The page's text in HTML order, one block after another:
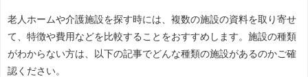
老人ホームや介護施設を探す時には、複数の施設の資料を取り寄せ
て、特徴や費用などを比較することをおすすめします。施設の種類
がわからない方は、以下の記事でどんな種類の施設があるのかご確
認ください。